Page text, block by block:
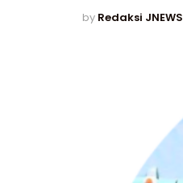
by Redaksi JNEWS